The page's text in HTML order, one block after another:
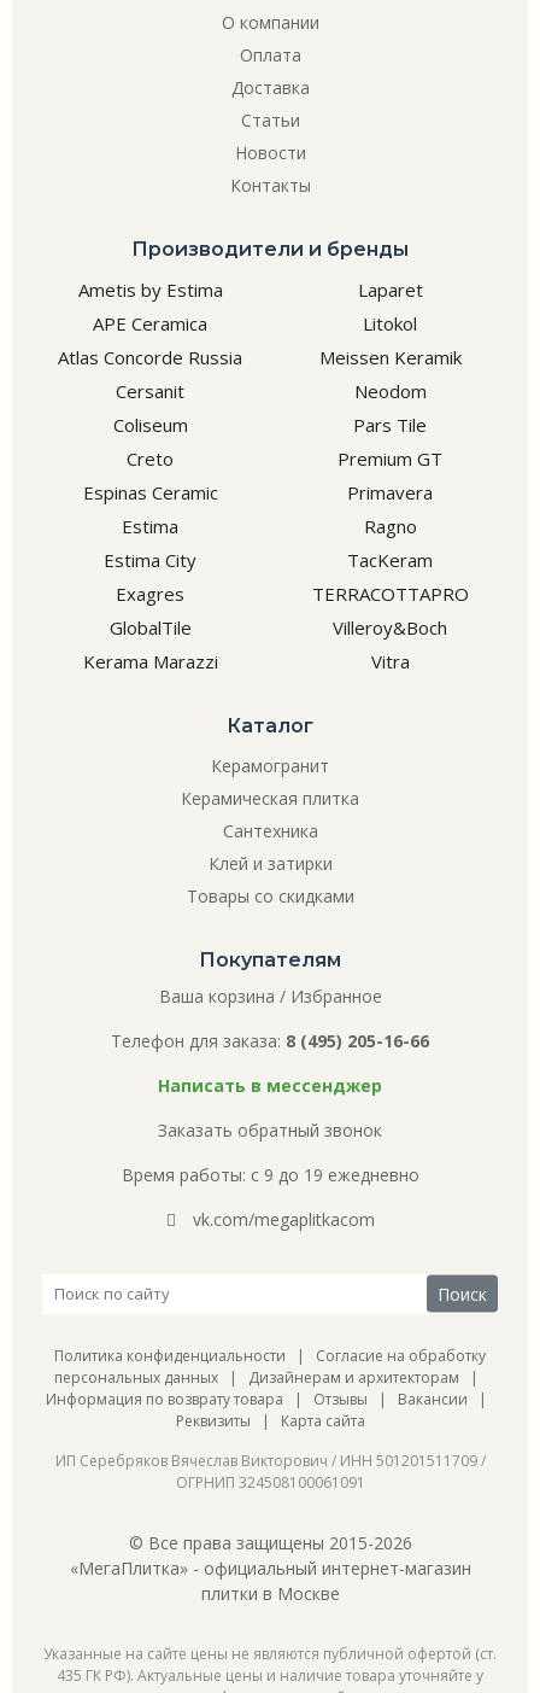
О компании
Оплата
Доставка
Статьи
Новости
Контакты
Производители и бренды
Ametis by Estima
APE Ceramica
Atlas Concorde Russia
Cersanit
Coliseum
Creto
Espinas Ceramic
Estima
Estima City
Exagres
GlobalTile
Kerama Marazzi
Laparet
Litokol
Meissen Keramik
Neodom
Pars Tile
Premium GT
Primavera
Ragno
TacKeram
TERRACOTTAPRO
Villeroy&Boch
Vitra
Каталог
Керамогранит
Керамическая плитка
Сантехника
Клей и затирки
Товары со скидками
Покупателям
Ваша корзина / Избранное
Телефон для заказа: 8 (495) 205-16-66
Написать в мессенджер
Заказать обратный звонок
Время работы: с 9 до 19 ежедневно
vk.com/megaplitkacom
Политика конфиденциальности | Согласие на обработку
персональных данных | Дизайнерам и архитекторам |
Информация по возврату товара | Отзывы | Вакансии |
Реквизиты | Карта сайта
ИП Серебряков Вячеслав Викторович / ИНН 501201511709 /
ОГРНИП 324508100061091
© Все права защищены 2015-2026
«МегаПлитка» - официальный интернет-магазин
плитки в Москве
Указанные на сайте цены не являются публичной офертой (ст.
435 ГК РФ). Актуальные цены и наличие товара уточняйте у